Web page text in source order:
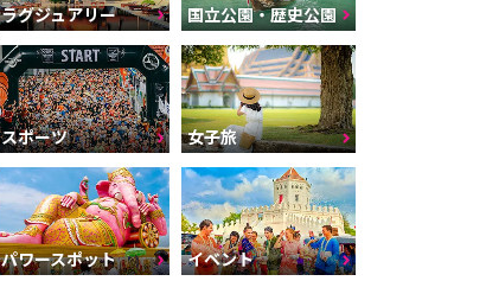
ラグジュアリー 国立公園・歴史公園
スポーツ 女子旅
パワースポット イベント